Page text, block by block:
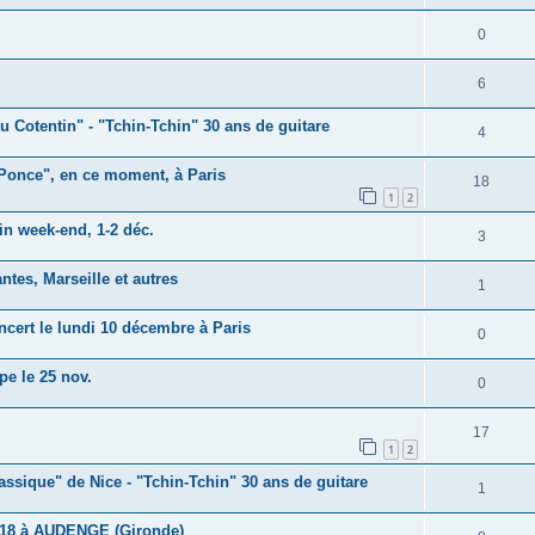
n
s
o
n
s
é
o
n
s
0R
é
o
n
s
6R
é
o
s
e
Cotentin" - "Tchin-Tchin" 30 ans de guitare 4R
é
s
en ce moment, à Paris
1 2
18
é
e
week-end, 1-2 déc. 3R
é
o
n
s
Marseille et autres 1
é
o
n
s
e
le lundi 10 décembre à Paris 0R
é
o
s
le 25 nov. 0R
é
1 2
17
é
de Nice - "Tchin-Tchin" 30 ans de guitare 1
é
à AUDENGE (Gironde)